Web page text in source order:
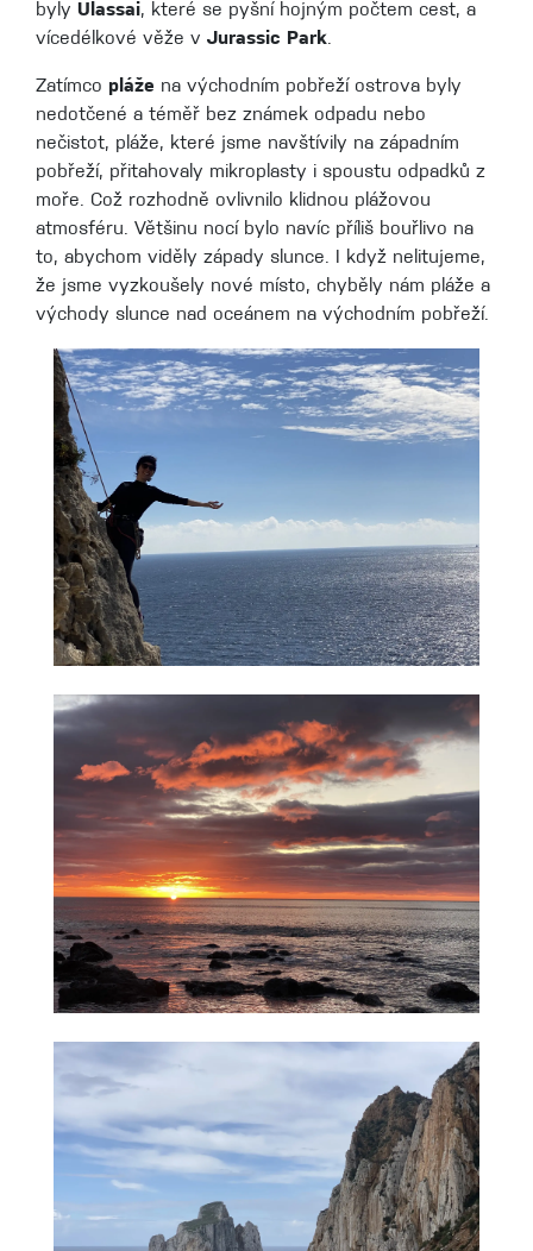
byly Ulassai, které se pyšní hojným počtem cest, a
vícedélkové věže v Jurassic Park.
Zatímco pláže na východním pobřeží ostrova byly
nedotčené a téměř bez známek odpadu nebo
nečistot, pláže, které jsme navštívily na západním
pobřeží, přitahovaly mikroplasty i spoustu odpadků z
moře. Což rozhodně ovlivnilo klidnou plážovou
atmosféru. Většinu nocí bylo navíc příliš bouřlivo na
to, abychom viděly západy slunce. I když nelitujeme,
že jsme vyzkoušely nové místo, chyběly nám pláže a
východy slunce nad oceánem na východním pobřeží.